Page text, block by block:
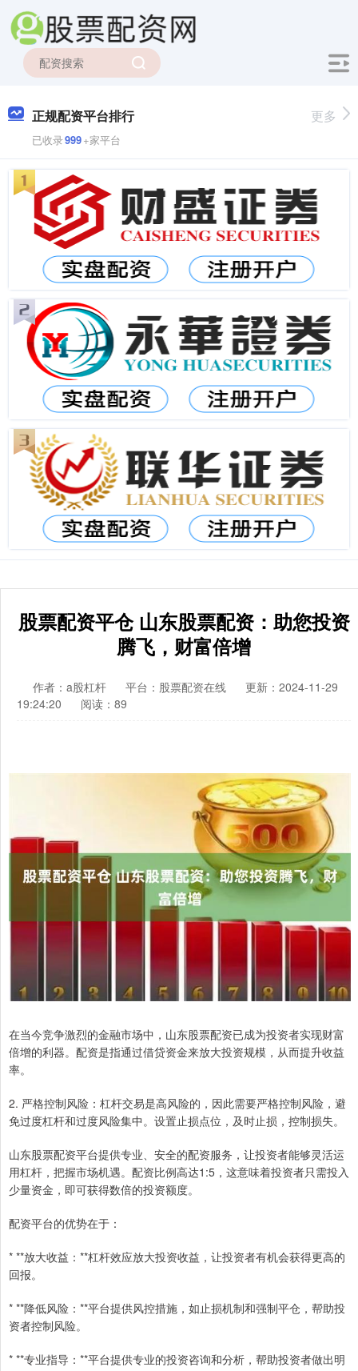
正规配资平台排行
已收录999+家平台
更多
股票配资平仓 山东股票配资：助您投资
腾飞，财富倍增
作者：a股杠杆 平台：股票配资在线
更新：2024-11-29
19:24:20
阅读：89
在当今竞争激烈的金融市场中，山东股票配资已成为投资者实现财富
倍增的利器。配资是指通过借贷资金来放大投资规模，从而提升收益
率。
2. 严格控制风险：杠杆交易是高风险的，因此需要严格控制风险，避
免过度杠杆和过度风险集中。设置止损点位，及时止损，控制损失。
山东股票配资平台提供专业、安全的配资服务，让投资者能够灵活运
用杠杆，把握市场机遇。配资比例高达1:5，这意味着投资者只需投入
少量资金，即可获得数倍的投资额度。
配资平台的优势在于：
* **放大收益：**杠杆效应放大投资收益，让投资者有机会获得更高的
回报。
* **降低风险：**平台提供风控措施，如止损机制和强制平仓，帮助投
资者控制风险。
* **专业指导：**平台提供专业的投资咨询和分析，帮助投资者做出明